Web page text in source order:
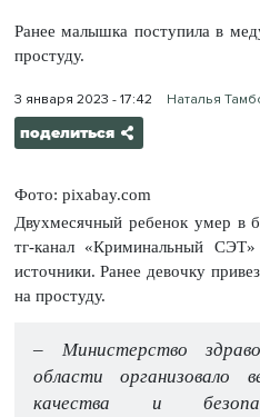
Ранее малышка поступила в
простуду.
3 января 2023 - 17:42 Наталья
поделиться
Фото: pixabay.com
Двухмесячный ребенок умер в
тг-канал «Криминальный
источники. Ранее девочку
на простуду.
– Министерство
области организовало
качества и